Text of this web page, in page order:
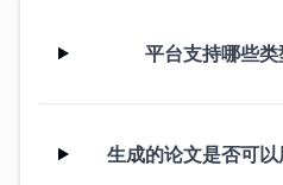
平台支持哪些类
生成的论文是否可